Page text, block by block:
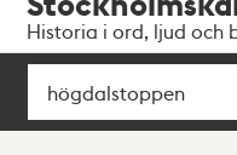
navigationen
huvudinnehållet
Historia i ord, ljud och
Sök